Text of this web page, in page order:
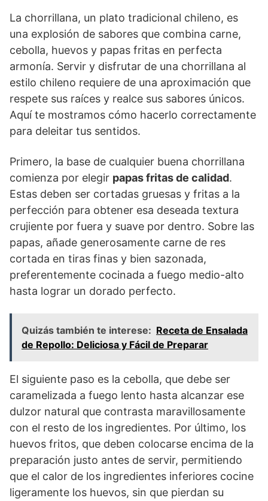
La chorrillana, un plato tradicional chileno, es
una explosión de sabores que combina carne,
cebolla, huevos y papas fritas en perfecta
armonía. Servir y disfrutar de una chorrillana al
estilo chileno requiere de una aproximación que
respete sus raíces y realce sus sabores únicos.
Aquí te mostramos cómo hacerlo correctamente
para deleitar tus sentidos.
Primero, la base de cualquier buena chorrillana
comienza por elegir papas fritas de calidad.
Estas deben ser cortadas gruesas y fritas a la
perfección para obtener esa deseada textura
crujiente por fuera y suave por dentro. Sobre las
papas, añade generosamente carne de res
cortada en tiras finas y bien sazonada,
preferentemente cocinada a fuego medio-alto
hasta lograr un dorado perfecto.
Quizás también te interese: Receta de Ensalada
de Repollo: Deliciosa y Fácil de Preparar
El siguiente paso es la cebolla, que debe ser
caramelizada a fuego lento hasta alcanzar ese
dulzor natural que contrasta maravillosamente
con el resto de los ingredientes. Por último, los
huevos fritos, que deben colocarse encima de la
preparación justo antes de servir, permitiendo
que el calor de los ingredientes inferiores cocine
ligeramente los huevos, sin que pierdan su